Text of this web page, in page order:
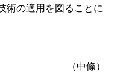
術の適用を図ることに
（中條）